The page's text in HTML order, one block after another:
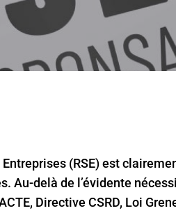
(RSE) est
Au-delà de l’évidente
Directive CSRD, Loi